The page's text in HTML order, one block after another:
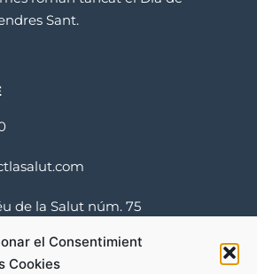
el Consentimient
Cookies
Sant.
de la Salut núm. 75